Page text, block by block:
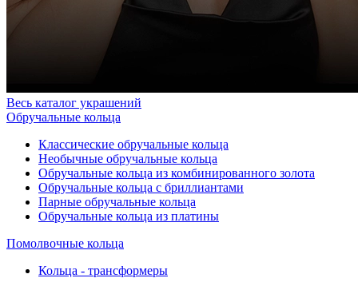
Весь каталог украшений
Обручальные кольца
Классические обручальные кольца
Необычные обручальные кольца
Обручальные кольца из комбинированного золота
Обручальные кольца с бриллиантами
Парные обручальные кольца
Обручальные кольца из платины
Помолвочные кольца
Кольца - трансформеры